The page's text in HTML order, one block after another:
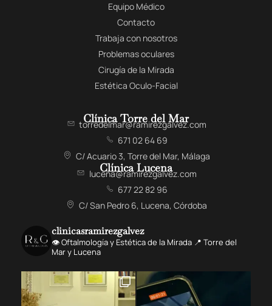
Equipo Médico
Contacto
Trabaja con nosotros
Problemas oculares
Cirugía de la Mirada
Estética Oculo-Facial
Clínica Torre del Mar
torredelmar@ramirezgalvez.com
671 02 64 69
C/ Acuario 3, Torre del Mar, Málaga
Clínica Lucena
lucena@ramirezgalvez.com
677 22 82 96
C/ San Pedro 6, Lucena, Córdoba
clinicasramirezgalvez
👁️ Oftalmología y Estética de la Mirada 📍 Torre del
Mar y Lucena